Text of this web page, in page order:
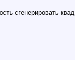
сгенерировать